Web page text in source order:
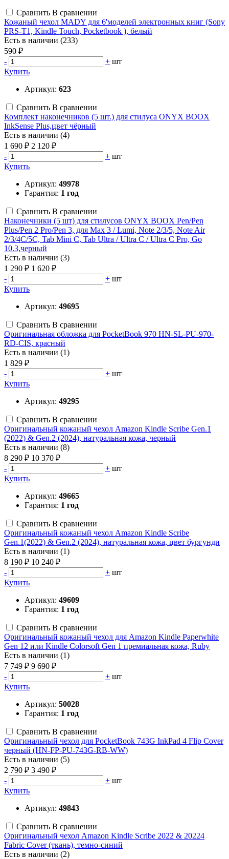
Сравнить В сравнении
Кожаный чехол MADY для 6'моделей электронных книг (Sony
PRS-T1, Kindle Touch, Pocketbook ), белый
Есть в наличии (233)
590 ₽
-
+ шт
Купить
Артикул: 623
Сравнить В сравнении
Комплект наконечников (5 шт.) для стилуса ONYX BOOX
InkSense Plus,цвет чёрный
Есть в наличии (4)
1 690 ₽ 2 120 ₽
-
+ шт
Купить
Артикул: 49978
Гарантия: 1 год
Сравнить В сравнении
Наконечники (5 шт) для стилусов ONYX BOOX Pen/Pen
Plus/Pen 2 Pro/Pen 3, для Max 3 / Lumi, Note 2/3/5, Note Air
2/3/4C/5C, Tab Mini C, Tab Ultra / Ultra C / Ultra C Pro, Go
10.3,черный
Есть в наличии (3)
1 290 ₽ 1 620 ₽
-
+ шт
Купить
Артикул: 49695
Сравнить В сравнении
Оригинальная обложка для PocketBook 970 HN-SL-PU-970-
RD-CIS, красный
Есть в наличии (1)
1 829 ₽
-
+ шт
Купить
Артикул: 49295
Сравнить В сравнении
Оригинальный кожаный чехол Amazon Kindle Scribe Gen.1
(2022) & Gen.2 (2024), натуральная кожа, черный
Есть в наличии (8)
8 290 ₽ 10 370 ₽
-
+ шт
Купить
Артикул: 49665
Гарантия: 1 год
Сравнить В сравнении
Оригинальный кожаный чехол Amazon Kindle Scribe
Gen.1(2022) & Gen.2 (2024), натуральная кожа, цвет бургунди
Есть в наличии (1)
8 190 ₽ 10 240 ₽
-
+ шт
Купить
Артикул: 49609
Гарантия: 1 год
Сравнить В сравнении
Оригинальный кожаный чехол для Amazon Kindle Paperwhite
Gen 12 или Kindle Colorsoft Gen 1 премиальная кожа, Ruby
Есть в наличии (1)
7 749 ₽ 9 690 ₽
-
+ шт
Купить
Артикул: 50028
Гарантия: 1 год
Сравнить В сравнении
Оригинальный чехол для PocketBook 743G InkPad 4 Flip Cover
черный (HN-FP-PU-743G-RB-WW)
Есть в наличии (5)
2 790 ₽ 3 490 ₽
-
+ шт
Купить
Артикул: 49843
Сравнить В сравнении
Оригинальный чехол Amazon Kindle Scribe 2022 & 20224
Fabric Cover (ткань), темно-синий
Есть в наличии (2)